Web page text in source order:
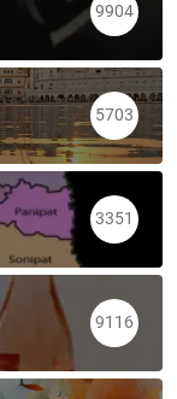
9904
5703
3351
9116